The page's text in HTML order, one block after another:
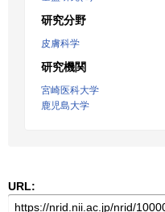
研究分野
皮膚科学
研究機関
宮崎医科大学
鹿児島大学
URL: